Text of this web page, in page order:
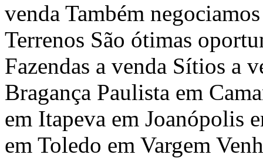
venda Também
Terrenos São ótimas
Fazendas a venda Sítios a
Bragança Paulista em
em Itapeva em Joanópolis
em Toledo em Vargem